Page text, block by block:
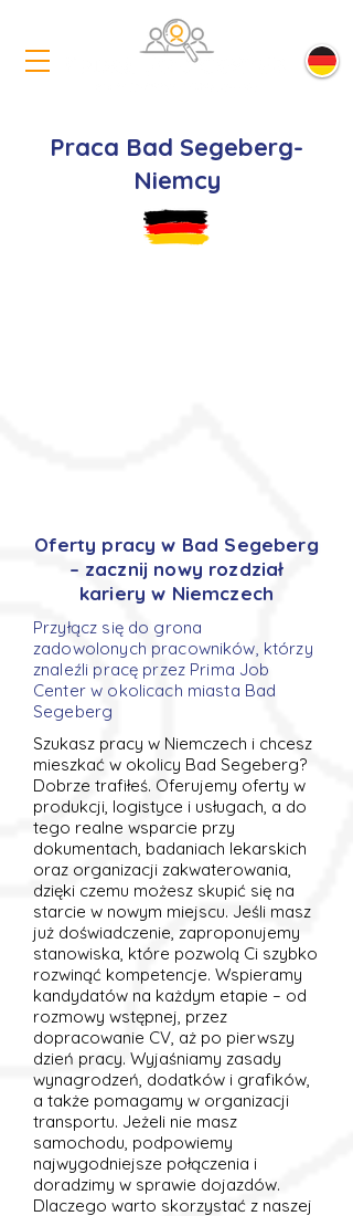
Praca Bad Segeberg-
Niemcy
Oferty pracy w Bad Segeberg
– zacznij nowy rozdział
kariery w Niemczech
Przyłącz się do grona
zadowolonych pracowników, którzy
znaleźli pracę przez Prima Job
Center w okolicach miasta Bad
Segeberg
Szukasz pracy w Niemczech i chcesz
mieszkać w okolicy Bad Segeberg?
Dobrze trafiłeś. Oferujemy oferty w
produkcji, logistyce i usługach, a do
tego realne wsparcie przy
dokumentach, badaniach lekarskich
oraz organizacji zakwaterowania,
dzięki czemu możesz skupić się na
starcie w nowym miejscu. Jeśli masz
już doświadczenie, zaproponujemy
stanowiska, które pozwolą Ci szybko
rozwinąć kompetencje. Wspieramy
kandydatów na każdym etapie – od
rozmowy wstępnej, przez
dopracowanie CV, aż po pierwszy
dzień pracy. Wyjaśniamy zasady
wynagrodzeń, dodatków i grafików,
a także pomagamy w organizacji
transportu. Jeżeli nie masz
samochodu, podpowiemy
najwygodniejsze połączenia i
doradzimy w sprawie dojazdów.
Dlaczego warto skorzystać z naszej